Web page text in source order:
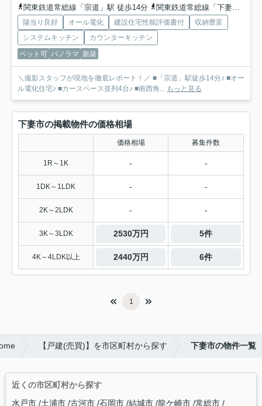
関東鉄道常総線「宗道」駅 徒歩14分
関東鉄道常総線「下妻」駅 徒歩35分車7分 2.8km
陽当り良好 オール電化 建設住宅性能評価書付
収納豊富
システムキッチン
カウンターキッチン
ペット可 パノラマ 新築
＼撮影スタッフが現地を徹底レポート！／ ■「宗道」駅徒歩14分♪ ■オー
ル電化住宅♪ ■カースペース並列4台♪ ■南西角... もっと見る
下妻市の掲載物件の価格相場
価格相場 募集件数
1R～1K - -
1DK～1LDK - -
2K～2LDK - -
3K～3LDK 2530万円 5件
4K～4LDK以上 2440万円 6件
1
【戸建(売買)】を市区町村から探す 下妻市の物件一覧
近くの市区町村から探す
水戸市 土浦市 古河市 石岡市 結城市 龍ケ崎市 常総市